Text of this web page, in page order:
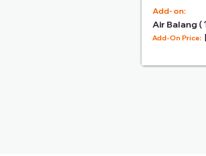
Add- on:
Air Balang (
Add-On Price: